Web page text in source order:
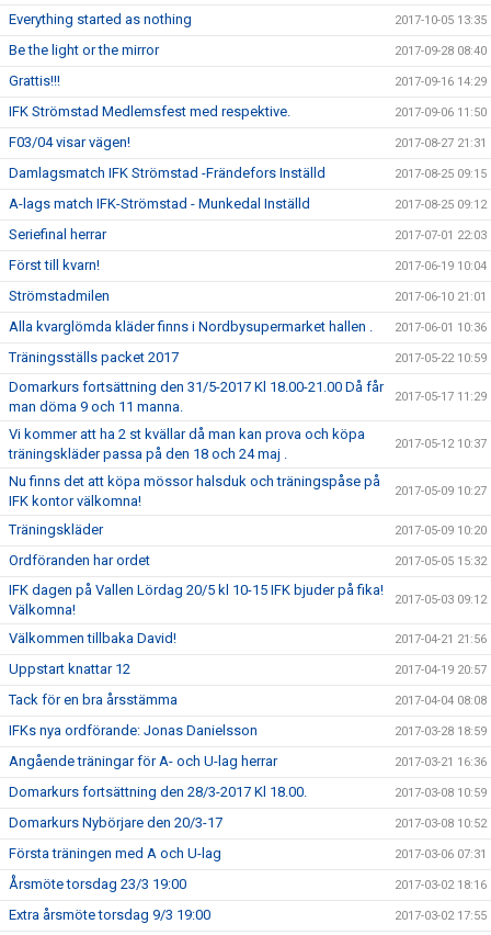
Everything started as nothing 2017-10-05 13:35
Be the light or the mirror 2017-09-28 08:40
Grattis!!! 2017-09-16 14:29
IFK Strömstad Medlemsfest med respektive. 2017-09-06 11:50
F03/04 visar vägen! 2017-08-27 21:31
Damlagsmatch IFK Strömstad -Frändefors Inställd 2017-08-25 09:15
A-lags match IFK-Strömstad - Munkedal Inställd 2017-08-25 09:12
Seriefinal herrar 2017-07-01 22:03
Först till kvarn! 2017-06-19 10:04
Strömstadmilen 2017-06-10 21:01
Alla kvarglömda kläder finns i Nordbysupermarket hallen . 2017-06-01 10:36
Träningsställs packet 2017 2017-05-22 10:59
Domarkurs fortsättning den 31/5-2017 Kl 18.00-21.00 Då får
man döma 9 och 11 manna.
2017-05-17 11:29
Vi kommer att ha 2 st kvällar då man kan prova och köpa
träningskläder passa på den 18 och 24 maj .
2017-05-12 10:37
Nu finns det att köpa mössor halsduk och träningspåse på
IFK kontor välkomna!
2017-05-09 10:27
Träningskläder 2017-05-09 10:20
Ordföranden har ordet 2017-05-05 15:32
IFK dagen på Vallen Lördag 20/5 kl 10-15 IFK bjuder på fika!
Välkomna!
2017-05-03 09:12
Välkommen tillbaka David! 2017-04-21 21:56
Uppstart knattar 12 2017-04-19 20:57
Tack för en bra årsstämma 2017-04-04 08:08
IFKs nya ordförande: Jonas Danielsson 2017-03-28 18:59
Angående träningar för A- och U-lag herrar 2017-03-21 16:36
Domarkurs fortsättning den 28/3-2017 Kl 18.00. 2017-03-08 10:59
Domarkurs Nybörjare den 20/3-17 2017-03-08 10:52
Första träningen med A och U-lag 2017-03-06 07:31
Årsmöte torsdag 23/3 19:00 2017-03-02 18:16
Extra årsmöte torsdag 9/3 19:00 2017-03-02 17:55